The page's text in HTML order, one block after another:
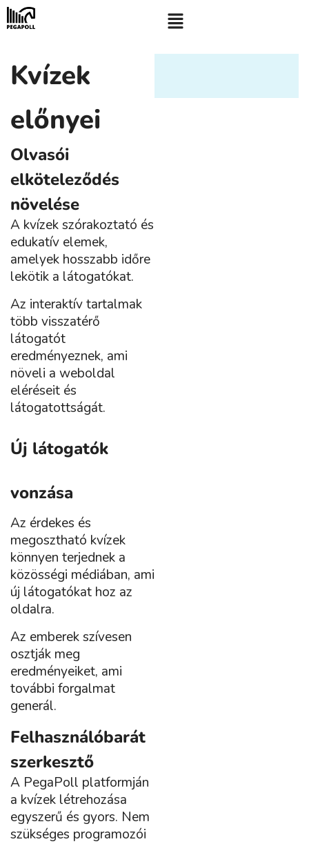
Kvízek
előnyei
Olvasói
elköteleződés
növelése
A kvízek szórakoztató és
edukatív elemek,
amelyek hosszabb időre
lekötik a látogatókat.
Az interaktív tartalmak
több visszatérő
látogatót
eredményeznek, ami
növeli a weboldal
eléréseit és
látogatottságát.
Új látogatók
vonzása
Az érdekes és
megosztható kvízek
könnyen terjednek a
közösségi médiában, ami
új látogatókat hoz az
oldalra.
Az emberek szívesen
osztják meg
eredményeiket, ami
további forgalmat
generál.
Felhasználóbarát
szerkesztő
A PegaPoll platformján
a kvízek létrehozása
egyszerű és gyors. Nem
szükséges programozói